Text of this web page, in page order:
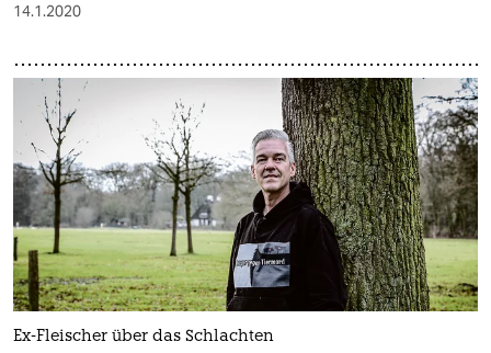
14.1.2020
Ex-Fleischer über das Schlachten